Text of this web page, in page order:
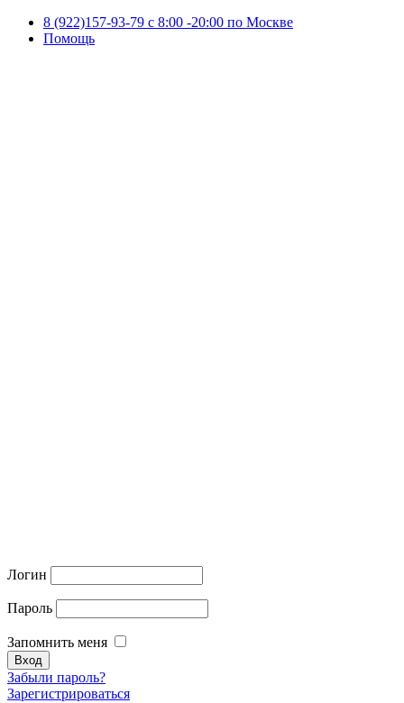
8 (922)157-93-79 c 8:00 -20:00 по Москве
Помощь
Логин
Пароль
Запомнить меня
Забыли пароль?
Зарегистрироваться